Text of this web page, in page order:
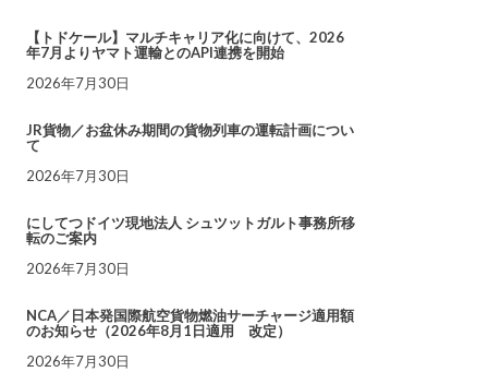
【トドケール】マルチキャリア化に向けて、2026
年7月よりヤマト運輸とのAPI連携を開始
2026年7月30日
JR貨物／お盆休み期間の貨物列車の運転計画につい
て
2026年7月30日
にしてつドイツ現地法人 シュツットガルト事務所移
転のご案内
2026年7月30日
NCA／日本発国際航空貨物燃油サーチャージ適用額
のお知らせ（2026年8月1日適用 改定）
2026年7月30日